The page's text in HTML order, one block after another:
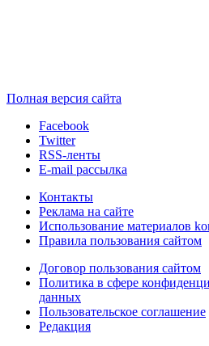
Полная версия сайта
Facebook
Twitter
RSS-ленты
E-mail рассылка
Контакты
Реклама на сайте
Использование материалов
Правила пользования сайтом
Договор пользования сайтом
Политика в сфере
данных
Пользовательское соглашение
Редакция